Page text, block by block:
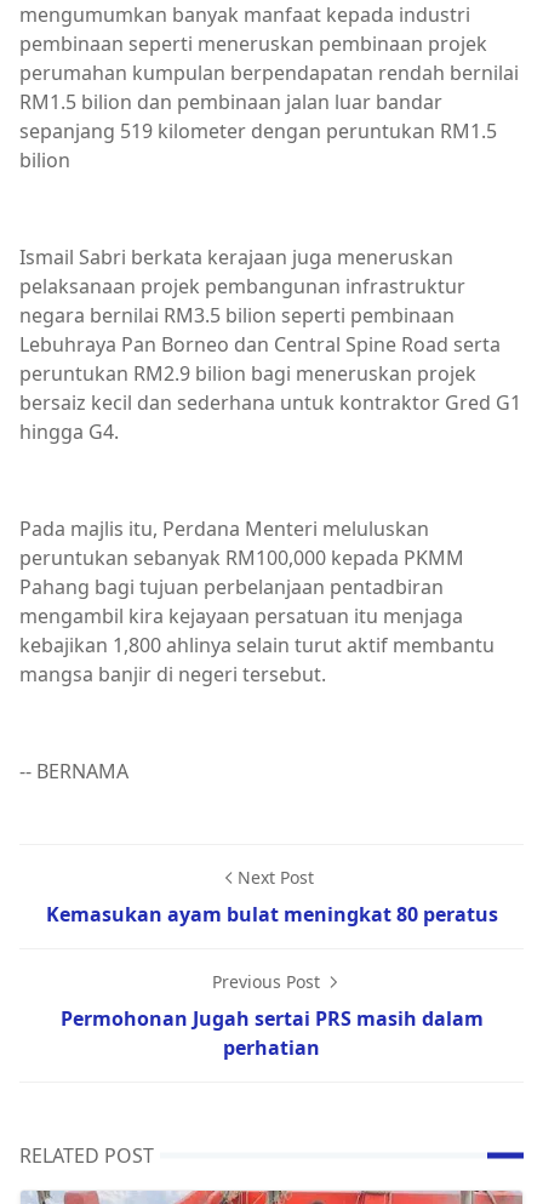
mengumumkan banyak manfaat kepada industri
pembinaan seperti meneruskan pembinaan projek
perumahan kumpulan berpendapatan rendah bernilai
RM1.5 bilion dan pembinaan jalan luar bandar
sepanjang 519 kilometer dengan peruntukan RM1.5
bilion
Ismail Sabri berkata kerajaan juga meneruskan
pelaksanaan projek pembangunan infrastruktur
negara bernilai RM3.5 bilion seperti pembinaan
Lebuhraya Pan Borneo dan Central Spine Road serta
peruntukan RM2.9 bilion bagi meneruskan projek
bersaiz kecil dan sederhana untuk kontraktor Gred G1
hingga G4.
Pada majlis itu, Perdana Menteri meluluskan
peruntukan sebanyak RM100,000 kepada PKMM
Pahang bagi tujuan perbelanjaan pentadbiran
mengambil kira kejayaan persatuan itu menjaga
kebajikan 1,800 ahlinya selain turut aktif membantu
mangsa banjir di negeri tersebut.
-- BERNAMA
Next Post
Kemasukan ayam bulat meningkat 80 peratus
Previous Post
Permohonan Jugah sertai PRS masih dalam
perhatian
RELATED POST